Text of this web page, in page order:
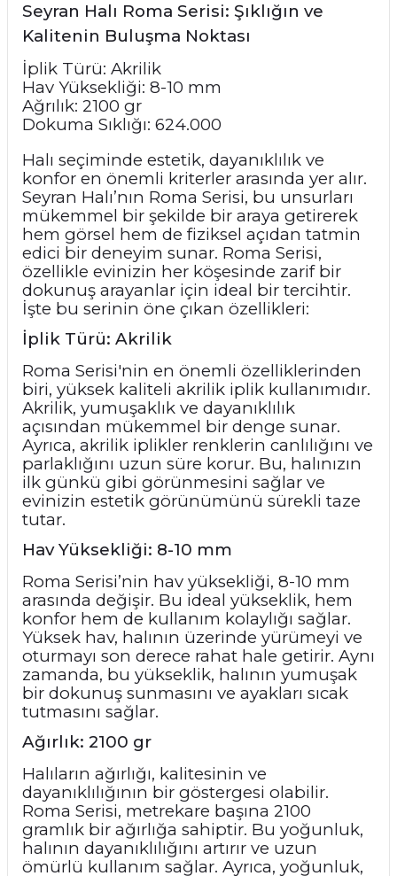
Seyran Halı Roma Serisi: Şıklığın ve
Kalitenin Buluşma Noktası
İplik Türü: Akrilik
Hav Yüksekliği: 8-10 mm
Ağrılık: 2100 gr
Dokuma Sıklığı: 624.000
Halı seçiminde estetik, dayanıklılık ve
konfor en önemli kriterler arasında yer alır.
Seyran Halı’nın Roma Serisi, bu unsurları
mükemmel bir şekilde bir araya getirerek
hem görsel hem de fiziksel açıdan tatmin
edici bir deneyim sunar. Roma Serisi,
özellikle evinizin her köşesinde zarif bir
dokunuş arayanlar için ideal bir tercihtir.
İşte bu serinin öne çıkan özellikleri:
İplik Türü: Akrilik
Roma Serisi'nin en önemli özelliklerinden
biri, yüksek kaliteli akrilik iplik kullanımıdır.
Akrilik, yumuşaklık ve dayanıklılık
açısından mükemmel bir denge sunar.
Ayrıca, akrilik iplikler renklerin canlılığını ve
parlaklığını uzun süre korur. Bu, halınızın
ilk günkü gibi görünmesini sağlar ve
evinizin estetik görünümünü sürekli taze
tutar.
Hav Yüksekliği: 8-10 mm
Roma Serisi’nin hav yüksekliği, 8-10 mm
arasında değişir. Bu ideal yükseklik, hem
konfor hem de kullanım kolaylığı sağlar.
Yüksek hav, halının üzerinde yürümeyi ve
oturmayı son derece rahat hale getirir. Aynı
zamanda, bu yükseklik, halının yumuşak
bir dokunuş sunmasını ve ayakları sıcak
tutmasını sağlar.
Ağırlık: 2100 gr
Halıların ağırlığı, kalitesinin ve
dayanıklılığının bir göstergesi olabilir.
Roma Serisi, metrekare başına 2100
gramlık bir ağırlığa sahiptir. Bu yoğunluk,
halının dayanıklılığını artırır ve uzun
ömürlü kullanım sağlar. Ayrıca, yoğunluk,